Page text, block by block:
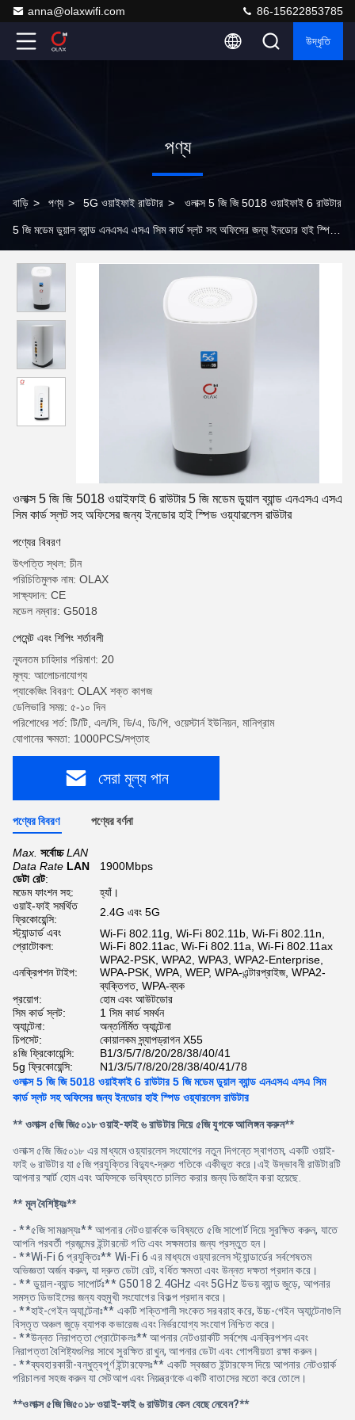
anna@olaxwifi.com 86-15622853785
উদ্ধৃতি
পণ্য
বাড়ি > পণ্য > 5G ওয়াইফাই রাউটার > ওলাক্স 5 জি জি 5018 ওয়াইফাই 6 রাউটার
5 জি মডেম ডুয়াল ব্যান্ড এনএসএ এসএ সিম কার্ড স্লট সহ অফিসের জন্য ইনডোর হাই স্পিড
ওলাক্স 5 জি জি 5018 ওয়াইফাই 6 রাউটার 5 জি মডেম ডুয়াল ব্যান্ড এনএসএ এসএ
সিম কার্ড স্লট সহ অফিসের জন্য ইনডোর হাই স্পিড ওয়্যারলেস রাউটার
পণ্যের বিবরণ
উৎপত্তি স্থল: চীন
পরিচিতিমুলক নাম: OLAX
সাক্ষ্যদান: CE
মডেল নম্বার: G5018
পেমেন্ট এবং শিপিং শর্তাবলী
ন্যূনতম চাহিদার পরিমাণ: 20
মূল্য: আলোচনাযোগ্য
প্যাকেজিং বিবরণ: OLAX শক্ত কাগজ
ডেলিভারি সময়: ৫-১০ দিন
পরিশোধের শর্ত: টি/টি, এল/সি, ডি/এ, ডি/পি, ওয়েস্টার্ন ইউনিয়ন, মানিগ্রাম
যোগানের ক্ষমতা: 1000PCS/সপ্তাহ
সেরা মূল্য পান
পণ্যের বিবরণ পণ্যের বর্ণনা
Max. সর্বোচ্চ LAN
Data Rate LAN
ডেটা রেট:
1900Mbps
মডেম ফাংশন সহ:
হ্যাঁ।
ওয়াই-ফাই সমর্থিত
ফ্রিকোয়েন্সি:
2.4G এবং 5G
স্ট্যান্ডার্ড এবং
প্রোটোকল:
Wi-Fi 802.11g, Wi-Fi 802.11b, Wi-Fi 802.11n,
Wi-Fi 802.11ac, Wi-Fi 802.11a, Wi-Fi 802.11ax
এনক্রিপশন টাইপ:
WPA2-PSK, WPA2, WPA3, WPA2-Enterprise,
WPA-PSK, WPA, WEP, WPA-এন্টারপ্রাইজ, WPA2-
ব্যক্তিগত, WPA-ব্যক
প্রয়োগ:
হোম এবং আউটডোর
সিম কার্ড স্লট:
1 সিম কার্ড সমর্থন
অ্যান্টেনা:
অন্তর্নির্মিত অ্যান্টেনা
চিপসেট:
কোয়ালকম স্ন্যাপড্রাগন X55
৪জি ফ্রিকোয়েন্সি:
B1/3/5/7/8/20/28/38/40/41
5g ফ্রিকোয়েন্সি:
N1/3/5/7/8/20/28/38/40/41/78
ওলাক্স 5 জি জি 5018 ওয়াইফাই 6 রাউটার 5 জি মডেম ডুয়াল ব্যান্ড এনএসএ এসএ সিম
কার্ড স্লট সহ অফিসের জন্য ইনডোর হাই স্পিড ওয়্যারলেস রাউটার
** ওলাক্স ৫জি জি৫০১৮ ওয়াই-ফাই ৬ রাউটার দিয়ে ৫জি যুগকে আলিঙ্গন করুন**
ওলাক্স ৫জি জি৫০১৮ এর মাধ্যমে ওয়্যারলেস সংযোগের নতুন দিগন্তে স্বাগতম, একটি ওয়াই-
ফাই ৬ রাউটার যা ৫জি প্রযুক্তির বিদ্যুৎ-দ্রুত গতিকে একীভূত করে।এই উদ্ভাবনী রাউটারটি
আপনার স্মার্ট হোম এবং অফিসকে ভবিষ্যতে চালিত করার জন্য ডিজাইন করা হয়েছে.
** মূল বৈশিষ্ট্যঃ**
- **৫জি সামঞ্জস্যঃ** আপনার নেটওয়ার্ককে ভবিষ্যতে ৫জি সাপোর্ট দিয়ে সুরক্ষিত করুন, যাতে
আপনি পরবর্তী প্রজন্মের ইন্টারনেট গতি এবং সক্ষমতার জন্য প্রস্তুত হন।
- **Wi-Fi 6 প্রযুক্তিঃ** Wi-Fi 6 এর মাধ্যমে ওয়্যারলেস স্ট্যান্ডার্ডের সর্বশেষতম
অভিজ্ঞতা অর্জন করুন, যা দ্রুত ডেটা রেট, বর্ধিত ক্ষমতা এবং উন্নত দক্ষতা প্রদান করে।
- ** ডুয়াল-ব্যান্ড সাপোর্টঃ** G5018 2.4GHz এবং 5GHz উভয় ব্যান্ড জুড়ে, আপনার
সমস্ত ডিভাইসের জন্য বহুমুখী সংযোগের বিকল্প প্রদান করে।
- **হাই-গেইন অ্যান্টেনাঃ** একটি শক্তিশালী সংকেত সরবরাহ করে, উচ্চ-গেইন অ্যান্টেনাগুলি
বিস্তৃত অঞ্চল জুড়ে ব্যাপক কভারেজ এবং নির্ভরযোগ্য সংযোগ নিশ্চিত করে।
- **উন্নত নিরাপত্তা প্রোটোকলঃ** আপনার নেটওয়ার্কটি সর্বশেষ এনক্রিপশন এবং
নিরাপত্তা বৈশিষ্ট্যগুলির সাথে সুরক্ষিত রাখুন, আপনার ডেটা এবং গোপনীয়তা রক্ষা করুন।
- **ব্যবহারকারী-বন্ধুত্বপূর্ণ ইন্টারফেসঃ** একটি স্বজ্ঞাত ইন্টারফেস দিয়ে আপনার নেটওয়ার্ক
পরিচালনা সহজ করুন যা সেটআপ এবং নিয়ন্ত্রণকে একটি বাতাসের মতো করে তোলে।
**ওলাক্স ৫জি জি৫০১৮ ওয়াই-ফাই ৬ রাউটার কেন বেছে নেবেন?**